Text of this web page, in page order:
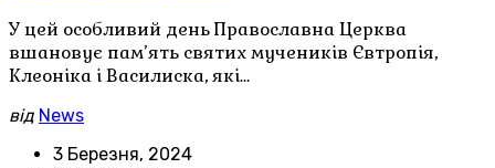
У цей особливий день Православна Церква
вшановує пам’ять святих мучеників Євтропія,
Клеоніка і Василиска, які…
від News
3 Березня, 2024